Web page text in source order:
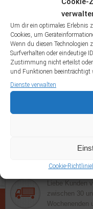
Um dir ein optimales Erlebnis
Cookies, um
Wenn du diesen
Surfverhalten oder eindeutige
Zustimmung nicht erteilst
und Funktionen beeinträchtigt
Dienste verwalten
Cookie-Richtlinie
Dürüm Salat
MareGefüllte
Lachsfilet Gorgonzola Hawaii
Muscheln alla Marinare
Muscheln al Verde Napoli
Portion
Salattasche Sprite
Lieferung
Liebe Kunden
zwischen 30
Wochenenden